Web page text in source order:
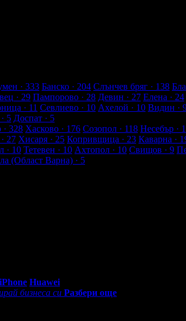
· 333 Банско · 204 Слънчев бряг · 138
· 29 Пампорово · 28 Девин · 27 Елена · 24
· 11 Севлиево · 10 Ахелой · 10 Видин ·
· 5 Доспат · 5
· 328 Хасково · 176 Созопол · 118 Несебър ·
· 27 Хисаря · 25 Копривщица · 23 Каварна ·
· 10 Тетевен · 10 Ахтопол · 10 Свищов · 9
(Област Варна) · 5
iPhone Huawei
бизнеса си Разбери още